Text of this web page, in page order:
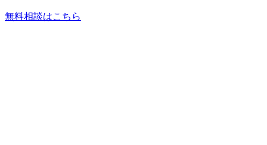
無料相談はこちら